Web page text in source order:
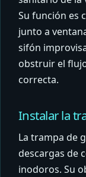
Su función es
junto a
sifón
obstruir el
correcta.
Instalar la
La trampa de
descargas de
inodoros. Su